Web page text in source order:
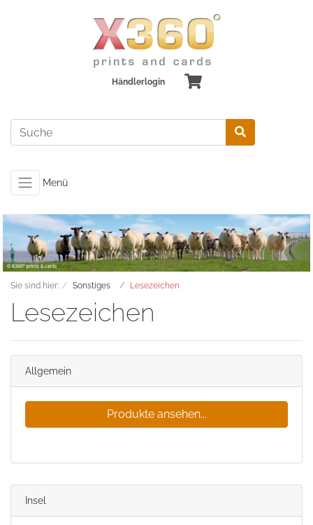
Händlerlogin
Menü
Sie sind hier: Sonstiges Lesezeichen
Lesezeichen
Allgemein
Produkte ansehen...
Insel